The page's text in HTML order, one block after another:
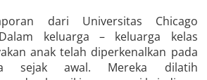
dari Universitas Chicago
keluarga – keluarga kelas
anak telah diperkenalkan pada
sejak awal. Mereka dilatih